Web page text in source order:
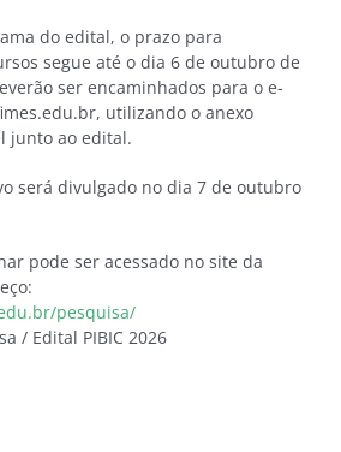
do edital, o prazo para
segue até o dia 6 de outubro de
ser encaminhados para o e-
utilizando o anexo
junto ao edital.
será divulgado no dia 7 de outubro
pode ser acessado no site da
pesquisa/
/ Edital PIBIC 2026